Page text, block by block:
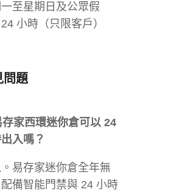
⾄星期⽇及公眾假
小時（只限客⼾）
問題
存家西環迷你倉可以 24
入嗎？
易存家迷你倉全年無
備智能門禁與 24 小時